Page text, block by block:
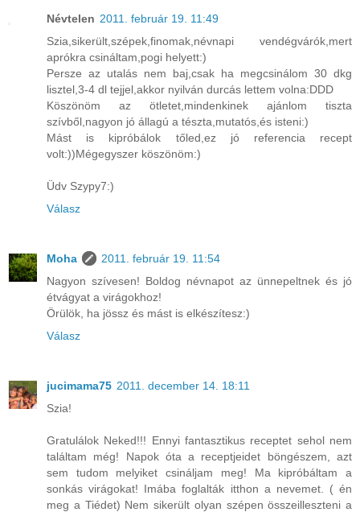
Névtelen 2011. február 19. 11:49
Szia,sikerült,szépek,finomak,névnapi vendégvárók,mert
aprókra csináltam,pogi helyett:)
Persze az utalás nem baj,csak ha megcsinálom 30 dkg
lisztel,3-4 dl tejjel,akkor nyilván durcás lettem volna:DDD
Köszönöm az ötletet,mindenkinek ajánlom tiszta
szívből,nagyon jó állagú a tészta,mutatós,és isteni:)
Mást is kipróbálok tőled,ez jó referencia recept
volt:))Mégegyszer köszönöm:)
Üdv Szypy7:)
Válasz
Moha
2011. február 19. 11:54
Nagyon szívesen! Boldog névnapot az ünnepeltnek és jó
étvágyat a virágokhoz!
Örülök, ha jössz és mást is elkészítesz:)
Válasz
jucimama75 2011. december 14. 18:11
Szia!
Gratulálok Neked!!! Ennyi fantasztikus receptet sehol nem
találtam még! Napok óta a receptjeidet böngészem, azt
sem tudom melyiket csináljam meg! Ma kipróbáltam a
sonkás virágokat! Imába foglalták itthon a nevemet. ( én
meg a Tiédet) Nem sikerült olyan szépen összeilleszteni a